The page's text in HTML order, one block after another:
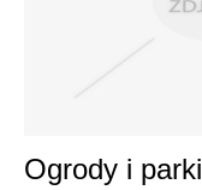
Ogrody i